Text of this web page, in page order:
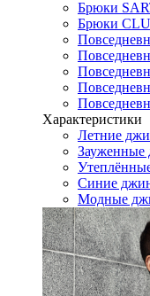
Брюки
Брюки
Характеристики
Летние
Синие
Модные